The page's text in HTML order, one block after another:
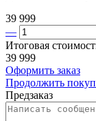
39 999
—
Итоговая
39 999
Оформить заказ
Продолжить
Предзаказ